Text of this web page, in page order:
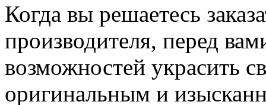
Когда вы решаетесь
производителя, перед
возможностей украсить
оригинальным и